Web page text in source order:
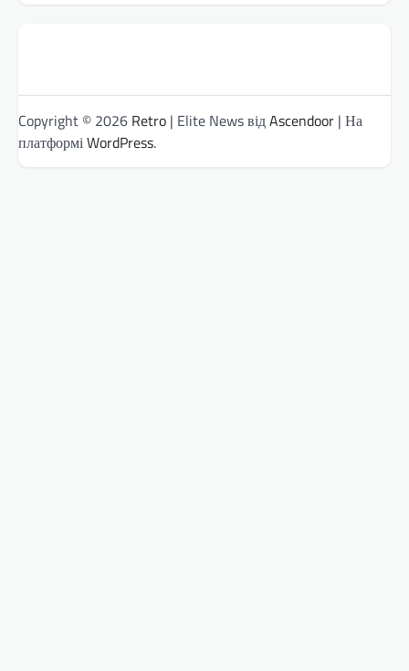
Copyright © 2026 Retro | Elite News відAscendoor | На
платформіWordPress.